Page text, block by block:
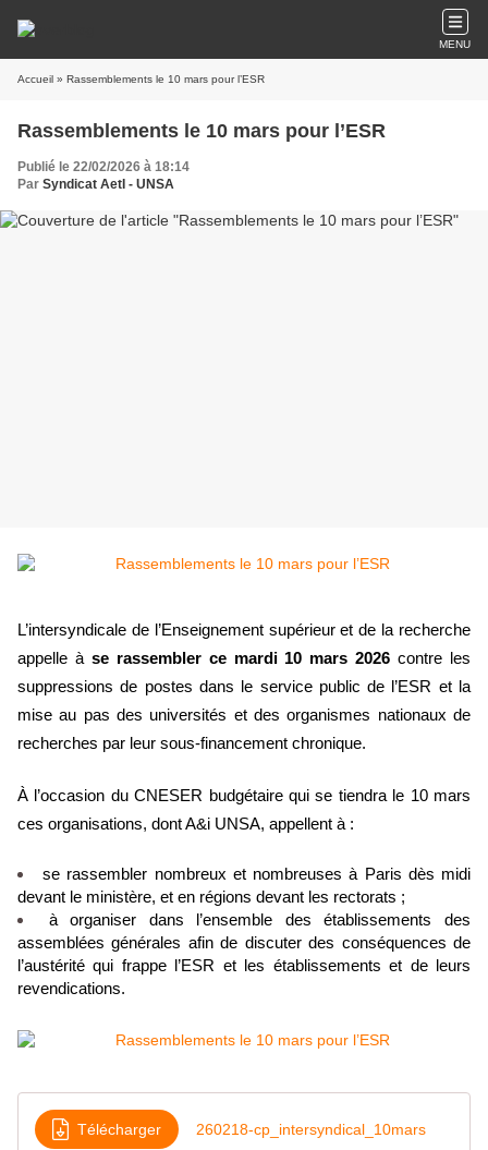
MENU
Accueil » Rassemblements le 10 mars pour l’ESR
Rassemblements le 10 mars pour l’ESR
Publié le 22/02/2026 à 18:14
Par Syndicat AetI - UNSA
L’intersyndicale de l’Enseignement supérieur et de la recherche
appelle à se rassembler ce mardi 10 mars 2026 contre les
suppressions de postes dans le service public de l’ESR et la
mise au pas des universités et des organismes nationaux de
recherches par leur sous-financement chronique.
À l’occasion du CNESER budgétaire qui se tiendra le 10 mars
ces organisations, dont A&i UNSA, appellent à :
se rassembler nombreux et nombreuses à Paris dès midi
devant le ministère, et en régions devant les rectorats ;
à organiser dans l’ensemble des établissements des
assemblées générales afin de discuter des conséquences de
l’austérité qui frappe l’ESR et les établissements et de leurs
revendications.
Télécharger 260218-cp_intersyndical_10mars